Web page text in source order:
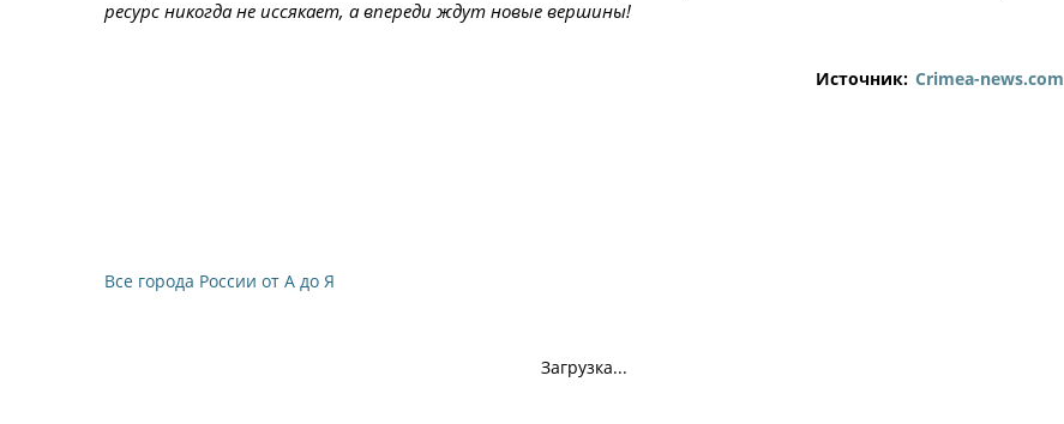
ресурс никогда не иссякает, а впереди ждут новые вершины!
Источник: Crimea-news.com
Все города России от А до Я
Загрузка...